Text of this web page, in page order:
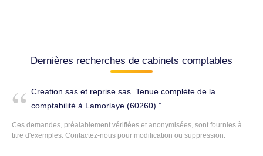
Dernières recherches de cabinets comptables
Creation sas et reprise sas. Tenue complète de la
comptabilité à Lamorlaye (60260).
Ces demandes, préalablement vérifiées et anonymisées, sont fournies à
titre d'exemples. Contactez-nous pour modification ou suppression.